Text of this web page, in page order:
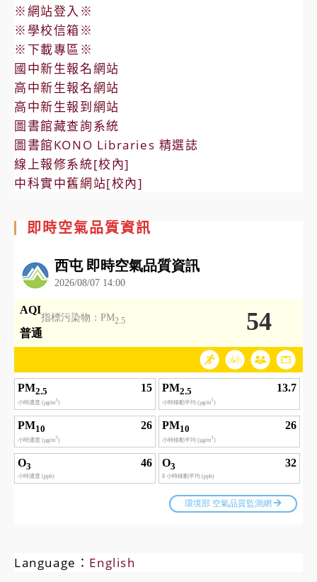
※網站登入※
※學校信箱※
※下載專區※
國中新生報名網站
高中新生報名網站
高中新生報到網站
圖書館藏查詢系統
圖書館KONO Libraries 精選誌
線上報修系統[校內]
中科實中舊網站[校內]
即時空氣品質資訊
Language： English